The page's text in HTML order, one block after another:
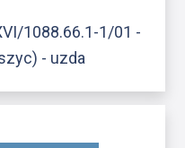
1088.66.1-1/01 -
- uzda